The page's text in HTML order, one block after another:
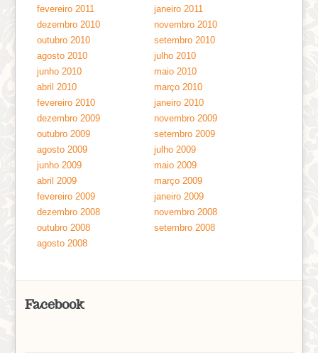
fevereiro 2011
janeiro 2011
dezembro 2010
novembro 2010
outubro 2010
setembro 2010
agosto 2010
julho 2010
junho 2010
maio 2010
abril 2010
março 2010
fevereiro 2010
janeiro 2010
dezembro 2009
novembro 2009
outubro 2009
setembro 2009
agosto 2009
julho 2009
junho 2009
maio 2009
abril 2009
março 2009
fevereiro 2009
janeiro 2009
dezembro 2008
novembro 2008
outubro 2008
setembro 2008
agosto 2008
Facebook